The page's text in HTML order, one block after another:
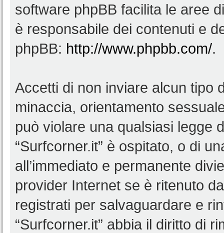
software phpBB facilita le aree
è responsabile dei contenuti e
phpBB: http://www.phpbb.com/.
Accetti di non inviare alcun tipo
minaccia, orientamento
può violare una qualsiasi legge
“Surfcorner.it” è ospitato, o di
all’immediato e permanente
provider Internet se è ritenuto
registrati per salvaguardare e
“Surfcorner.it” abbia il diritto di